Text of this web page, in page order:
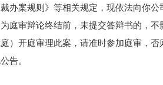
办案规则》等相关规定，现依法向你
庭审辩论终结前，未提交答辩书的，
）开庭审理此案，请准时参加庭审，否
告。